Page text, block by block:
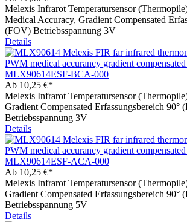
Melexis Infrarot Temperatursensor
Medical Accuracy, Gradient Compensated
(FOV) Betriebsspannung 3V
Details
MLX90614ESF-BCA-000
Ab 10,25 €*
Melexis Infrarot Temperatursensor
Gradient Compensated Erfassungsbereich 90°
Betriebsspannung 3V
Details
MLX90614ESF-ACA-000
Ab 10,25 €*
Melexis Infrarot Temperatursensor
Gradient Compensated Erfassungsbereich 90°
Betriebsspannung 5V
Details